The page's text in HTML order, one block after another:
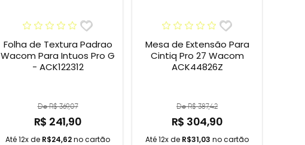
Folha de Textura Padrao
Wacom Para Intuos Pro G
- ACK122312
De R$ 369,07
R$ 241,90
Até 12x de R$24,62no cartão
Mesa de Extensão Para
Cintiq Pro 27 Wacom
ACK44826Z
De R$ 387,42
R$ 304,90
Até 12x de R$31,03 no cartão